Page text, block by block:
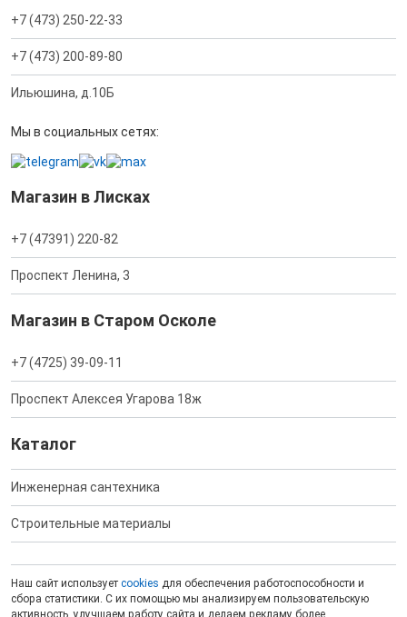
+7 (473) 250-22-33
+7 (473) 200-89-80
Ильюшина, д.10Б
Мы в социальных сетях:
Магазин в Лисках
+7 (47391) 220-82
Проспект Ленина, 3
Магазин в Старом Осколе
+7 (4725) 39-09-11
Проспект Алексея Угарова 18ж
Каталог
Инженерная сантехника
Строительные материалы
Наш сайт использует cookies для обеспечения работоспособности и
сбора статистики. С их помощью мы анализируем пользовательскую
активность, улучшаем работу сайта и делаем рекламу более